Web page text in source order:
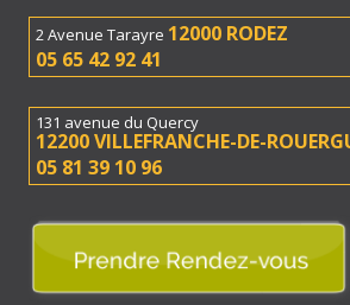
2 Avenue Tarayre 12000 RODEZ
05 65 42 92 41
131 avenue du Quercy
12200 VILLEFRANCHE-DE-
05 81 39 10 96